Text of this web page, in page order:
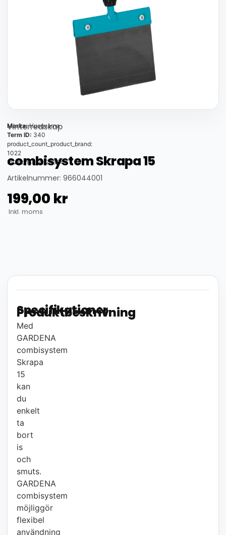
Vinterredskap
Marka:Husqvarna
Term ID: 340
product_count_product_brand:
1022
thumbnail_id: 25324
combisystem Skrapa 15
Artikelnummer: 966044001
199,00 kr
Inkl. moms
Produktbeskrivning
Med
GARDENA
combisystem
Skrapa
15
kan
du
enkelt
ta
bort
is
och
smuts.
GARDENA
combisystem
möjliggör
flexibel
användning
Specifikationer